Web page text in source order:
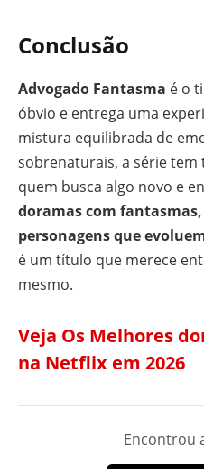
Conclusão
Advogado Fantasma é o
óbvio e entrega uma
mistura equilibrada de
sobrenaturais, a série
quem busca algo novo e
doramas com
personagens que
é um título que merece
mesmo.
Veja Os Melhores
na Netflix em 2026
Encontrou